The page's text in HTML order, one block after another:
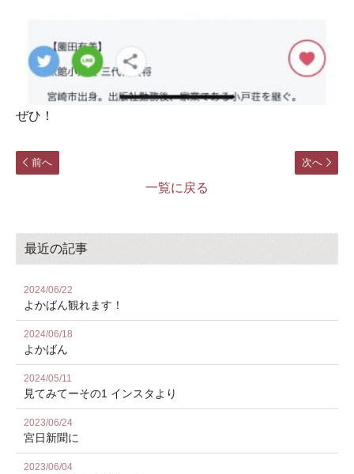
ぜひ！
次へ
前へ
一覧に戻る
最近の記事
2024/06/22
よかばん観れます！
2024/06/18
よかばん
2024/05/11
見てみてーその1 インスタより
2023/06/24
宮日新聞に
2023/06/04